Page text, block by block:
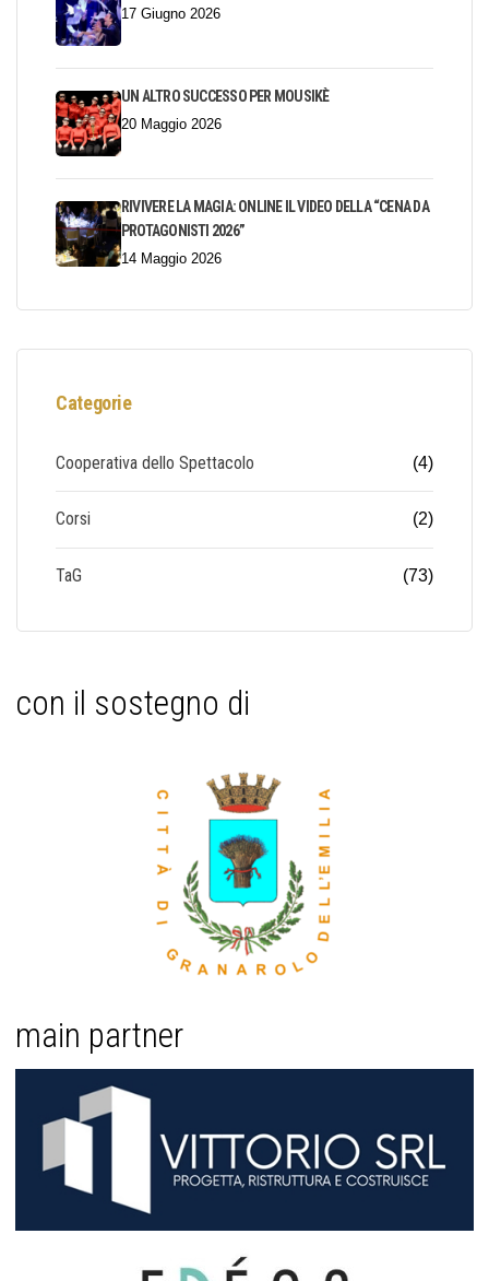
17 Giugno 2026
UN ALTRO SUCCESSO PER MOUSIKÈ
20 Maggio 2026
RIVIVERE LA MAGIA: ONLINE IL VIDEO DELLA “CENA DA
PROTAGONISTI 2026”
14 Maggio 2026
Categorie
Cooperativa dello Spettacolo (4)
Corsi (2)
TaG (73)
con il sostegno di
main partner